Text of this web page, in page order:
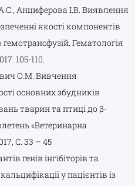
Анциферова І.В. Виявлення
якості компонентів
гемотрансфузій. Гематологія
105-110.
О.М. Вивчення
основних збудників
тварин та птиці до β-
«Ветеринарна
С. 33 – 45
генів інгібіторів та
у пацієнтів із